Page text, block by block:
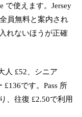
で使えます。Jersey
員無料と案内され
れないほうが正確
人 £52、シニア
です。Pass 所
、往復 £2.50で利用